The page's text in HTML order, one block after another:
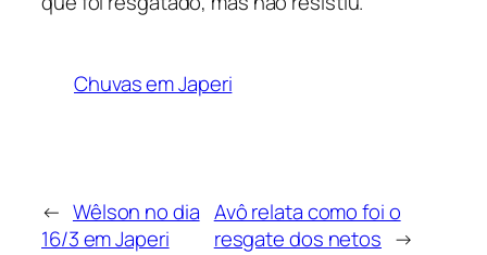
Chuvas em Japeri
← Wêlson no dia
16/3 em Japeri
Avô relata como foi o
resgate dos netos →